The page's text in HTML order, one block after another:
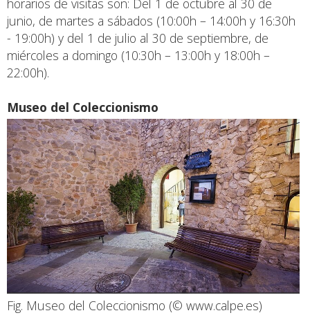
horarios de visitas son: Del 1 de octubre al 30 de
junio, de martes a sábados (10:00h – 14:00h y 16:30h
- 19:00h) y del 1 de julio al 30 de septiembre, de
miércoles a domingo (10:30h – 13:00h y 18:00h –
22:00h).
Museo del Coleccionismo
Fig. Museo del Coleccionismo (© www.calpe.es)